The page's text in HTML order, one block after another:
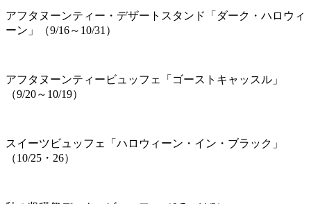
アフタヌーンティー・デザートスタンド「ダーク・ハロウィ
ーン」（9/16～10/31）
アフタヌーンティービュッフェ「ゴーストキャッスル」
（9/20～10/19）
スイーツビュッフェ「ハロウィーン・イン・ブラック」
（10/25・26）